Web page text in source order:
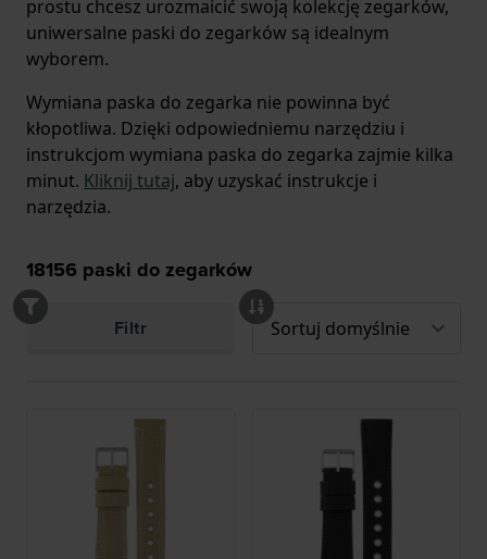
prostu chcesz urozmaicić swoją kolekcję zegarków,
uniwersalne paski do zegarków są idealnym
wyborem.
Wymiana paska do zegarka nie powinna być
kłopotliwa. Dzięki odpowiedniemu narzędziu i
instrukcjom wymiana paska do zegarka zajmie kilka
minut. Kliknij tutaj, aby uzyskać instrukcje i
narzędzia.
18156 paski do zegarków
Filtr